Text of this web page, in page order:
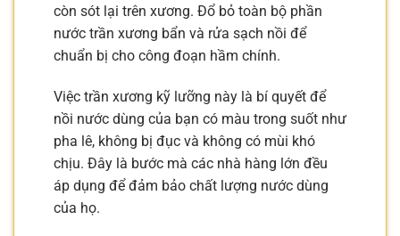
còn sót lại trên xương. Đổ bỏ toàn bộ phần
nước trần xương bẩn và rửa sạch nồi để
chuẩn bị cho công đoạn hầm chính.
Việc trần xương kỹ lưỡng này là bí quyết để
nồi nước dùng của bạn có màu trong suốt như
pha lê, không bị đục và không có mùi khó
chịu. Đây là bước mà các nhà hàng lớn đều
áp dụng để đảm bảo chất lượng nước dùng
của họ.